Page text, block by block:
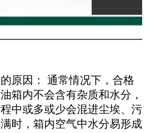
原因： 通常情况下，合格
箱内不会含有杂质和水分，
中或多或少会混进尘埃、污
时，箱内空气中水分易形成